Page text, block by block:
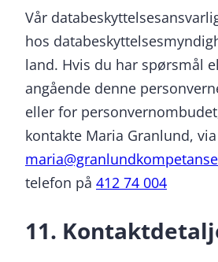
Vår
hos
land. Hvis du har spørsmål
angående denne
eller for
kontakte Maria Granlund, via
telefon på 412 74 004
11.